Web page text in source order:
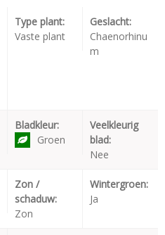
Type plant:
Vaste plant
Geslacht:
Chaenorhinu
m
Bladkleur:
Groen
Veelkleurig
blad:
Nee
Zon /
schaduw:
Zon
Wintergroen:
Ja